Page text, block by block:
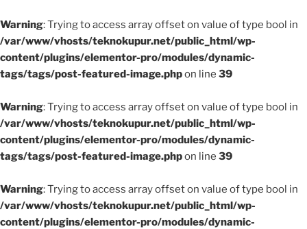
Warning: Trying to access array offset on value of type bool in
/var/www/vhosts/teknokupur.net/public_html/wp-
content/plugins/elementor-pro/modules/dynamic-
tags/tags/post-featured-image.phpon line 39
Warning: Trying to access array offset on value of type bool in
/var/www/vhosts/teknokupur.net/public_html/wp-
content/plugins/elementor-pro/modules/dynamic-
tags/tags/post-featured-image.phpon line 39
Warning: Trying to access array offset on value of type bool in
/var/www/vhosts/teknokupur.net/public_html/wp-
content/plugins/elementor-pro/modules/dynamic-